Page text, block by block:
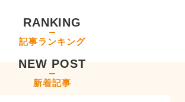
RANKING
記事ランキング
NEW POST
新着記事